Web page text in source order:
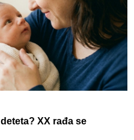
XX rađa se